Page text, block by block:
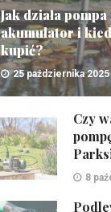
Jak działa
akumulator i
kupić?
25 października 2025
Czy
8